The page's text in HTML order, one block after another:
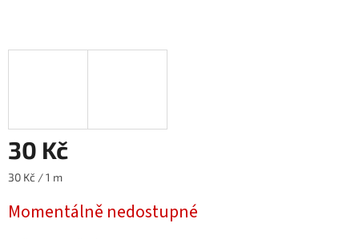
30 Kč
Měrná
30 Kč / 1 m
Momentálně nedostupné